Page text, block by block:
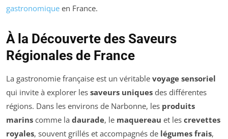
gastronomique en France.
À la Découverte des Saveurs
Régionales de France
La gastronomie française est un véritable voyage sensoriel
qui invite à explorer les saveurs uniques des différentes
régions. Dans les environs de Narbonne, les produits
marins comme la daurade, le maquereau et les crevettes
royales, souvent grillés et accompagnés de légumes frais,